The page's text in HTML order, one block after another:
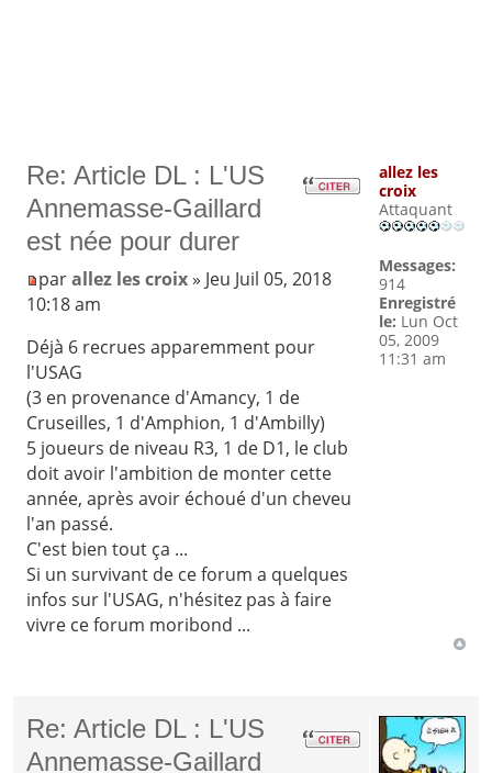
Re: Article DL : L'US
Annemasse-Gaillard
est née pour durer
parallez les croix» Jeu Juil 05, 2018
10:18 am
Déjà 6 recrues apparemment pour
l'USAG
(3 en provenance d'Amancy, 1 de
Cruseilles, 1 d'Amphion, 1 d'Ambilly)
5 joueurs de niveau R3, 1 de D1, le club
doit avoir l'ambition de monter cette
année, après avoir échoué d'un cheveu
l'an passé.
C'est bien tout ça ...
Si un survivant de ce forum a quelques
infos sur l'USAG, n'hésitez pas à faire
vivre ce forum moribond ...
allez les
croix
Attaquant
Messages:
914
Enregistré
le: Lun Oct
05, 2009
11:31 am
Re: Article DL : L'US
Annemasse-Gaillard